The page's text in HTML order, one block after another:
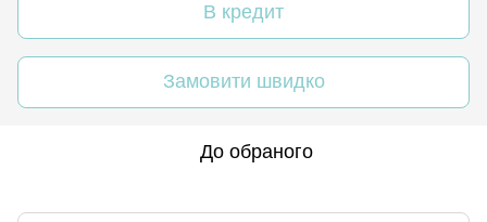
В кредит
Замовити швидко
До обраного